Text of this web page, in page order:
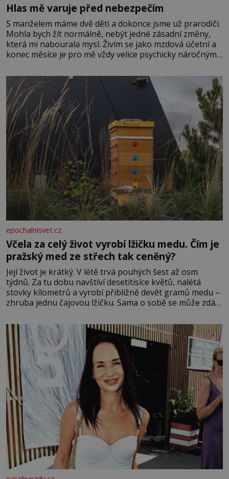
Hlas mě varuje před nebezpečím
S manželem máme dvě děti a dokonce jsme už prarodiči.
Mohla bych žít normálně, nebýt jedné zásadní změny,
která mi nabourala mysl. Živím se jako mzdová účetní a
konec měsíce je pro mě vždy velice psychicky náročným
dál častěji volá o pomoc, co se hlídání týče. Dalo by se
epochalnisvet.cz
Včela za celý život vyrobí lžičku medu. Čím je
pražský med ze střech tak ceněný?
Její život je krátký. V létě trvá pouhých šest až osm
týdnů. Za tu dobu navštíví desetitisíce květů, nalétá
stovky kilometrů a vyrobí přibližně devět gramů medu –
zhruba jednu čajovou lžičku. Sama o sobě se může zdát
tisíc příslušnic svého včelstva, vznikne jeden z
nejdokonalejších organismů